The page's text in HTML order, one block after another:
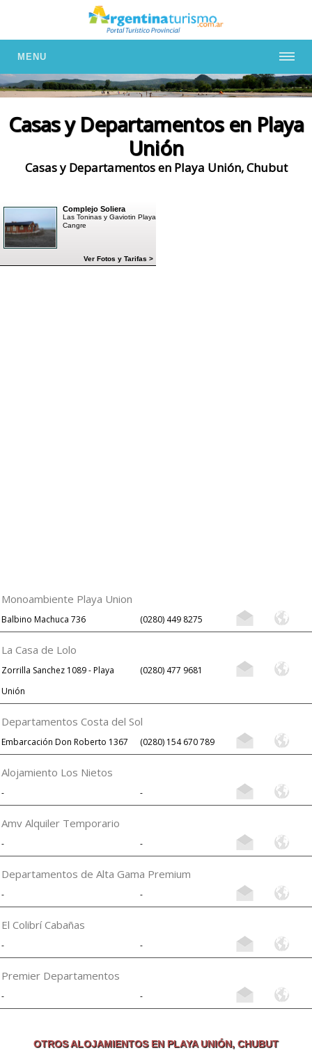
MENU
Casas y Departamentos en Playa
Unión
Casas y Departamentos en Playa Unión, Chubut
Complejo Soliera
Las Toninas y Gaviotin Playa
Cangre
Ver Fotos y Tarifas >
Monoambiente Playa Union
Balbino Machuca 736 (0280) 449 8275
La Casa de Lolo
Zorrilla Sanchez 1089 - Playa
Unión
(0280) 477 9681
Departamentos Costa del Sol
Embarcación Don Roberto 1367 (0280) 154 670 789
Alojamiento Los Nietos
- -
Amv Alquiler Temporario
- -
Departamentos de Alta Gama Premium
- -
El Colibrí Cabañas
- -
Premier Departamentos
- -
OTROS ALOJAMIENTOS EN PLAYA UNIÓN, CHUBUT